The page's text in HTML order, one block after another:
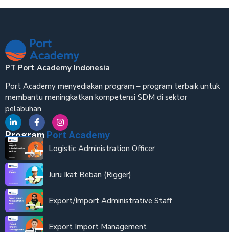
PT Port Academy Indonesia
Port Academy menyediakan program – program terbaik untuk
membantu meningkatkan kompetensi SDM di sektor
pelabuhan
Program Port Academy
Logistic Administration Officer
Juru Ikat Beban (Rigger)
Export/Import Administrative Staff
Export Import Management